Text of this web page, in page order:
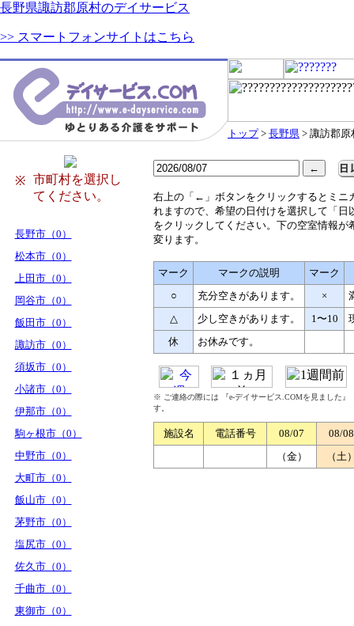
長野県諏訪郡原村のデイサービス
>> スマートフォンサイトはこちら
トップ> 長野県 > 諏訪郡原
※
市町村を選択し
てください。
長野市（0）
松本市（0）
上田市（0）
岡谷市（0）
飯田市（0）
諏訪市（0）
須坂市（0）
小諸市（0）
伊那市（0）
駒ヶ根市（0）
中野市（0）
大町市（0）
飯山市（0）
茅野市（0）
塩尻市（0）
佐久市（0）
千曲市（0）
東御市（0）
右上の「←」ボタンをクリックするとミニ
れますので、希望の日付けを選択して「日
をクリックしてください。下の空室情報が
変ります。
マーク マークの説明
マーク
○
充分空きがあります。 ×
△
少し空きがあります。 1〜10
休
お休みです。
※ ご連絡の際には 『e-デイサービス.COMを見ました
す。
施設名 電話番号 08/07
08/08
（金）
（土